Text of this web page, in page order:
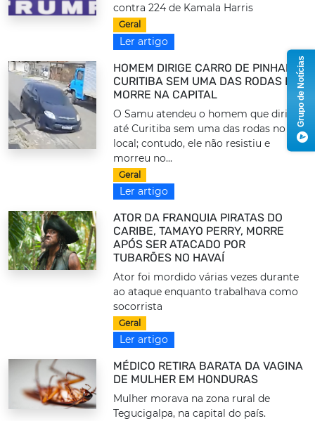
contra 224 de Kamala Harris
Geral
Ler artigo
HOMEM DIRIGE CARRO DE PINHAIS A
CURITIBA SEM UMA DAS RODAS E
MORRE NA CAPITAL
O Samu atendeu o homem que dirigiu
até Curitiba sem uma das rodas no
local; contudo, ele não resistiu e
morreu no...
Geral
Ler artigo
ATOR DA FRANQUIA PIRATAS DO
CARIBE, TAMAYO PERRY, MORRE
APÓS SER ATACADO POR
TUBARÕES NO HAVAÍ
Ator foi mordido várias vezes durante
ao ataque enquanto trabalhava como
socorrista
Geral
Ler artigo
MÉDICO RETIRA BARATA DA VAGINA
DE MULHER EM HONDURAS
Mulher morava na zona rural de
Tegucigalpa, na capital do país.
Grupo de Notícias